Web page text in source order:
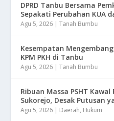
DPRD Tanbu Bersama
Sepakati Perubahan KUA
Agu 5, 2026 |Tanah Bumbu
Kesempatan
KPM PKH di Tanbu
Agu 5, 2026 |Tanah Bumbu
Ribuan Massa PSHT
Sukorejo, Desak Putusan
Agu 5, 2026 | Daerah, Hukum